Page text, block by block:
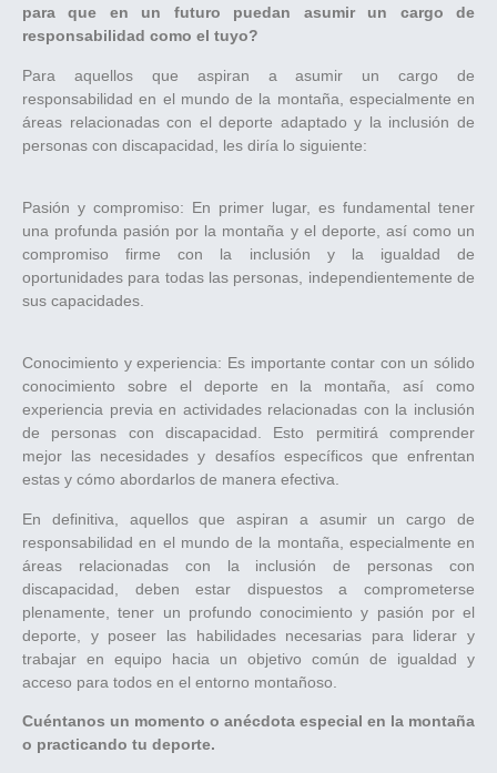
para que en un futuro puedan asumir un cargo de
responsabilidad como el tuyo?
Para aquellos que aspiran a asumir un cargo de
responsabilidad en el mundo de la montaña, especialmente en
áreas relacionadas con el deporte adaptado y la inclusión de
personas con discapacidad, les diría lo siguiente:
Pasión y compromiso: En primer lugar, es fundamental tener
una profunda pasión por la montaña y el deporte, así como un
compromiso firme con la inclusión y la igualdad de
oportunidades para todas las personas, independientemente de
sus capacidades.
Conocimiento y experiencia: Es importante contar con un sólido
conocimiento sobre el deporte en la montaña, así como
experiencia previa en actividades relacionadas con la inclusión
de personas con discapacidad. Esto permitirá comprender
mejor las necesidades y desafíos específicos que enfrentan
estas y cómo abordarlos de manera efectiva.
En definitiva, aquellos que aspiran a asumir un cargo de
responsabilidad en el mundo de la montaña, especialmente en
áreas relacionadas con la inclusión de personas con
discapacidad, deben estar dispuestos a comprometerse
plenamente, tener un profundo conocimiento y pasión por el
deporte, y poseer las habilidades necesarias para liderar y
trabajar en equipo hacia un objetivo común de igualdad y
acceso para todos en el entorno montañoso.
Cuéntanos un momento o anécdota especial en la montaña
o practicando tu deporte.